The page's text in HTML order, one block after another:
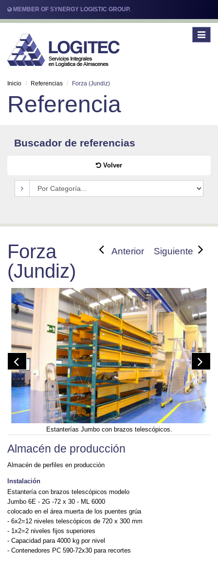
MEMBER OF SYNERGY LOGISTIC GROUP.
Toggle
Inicio Referencias Forza (Jundiz)
Referencia
Buscador de referencias
Volver
Anterior Siguiente
Forza
(Jundiz)
Estanterías Jumbo con brazos telescópicos.
Almacén de producción
Almacén de perfiles en producción
Instalación
Estantería con brazos telescópicos modelo
Jumbo 6E - 2G -72 x 30 - ML 6000
colocado en el área muerta de los puentes grúa
- 6x2=12 niveles telescópicos de 720 x 300 mm
- 1x2=2 niveles fijos superiores
- Capacidad para 4000 kg por nivel
- Contenedores PC 590-72x30 para recortes